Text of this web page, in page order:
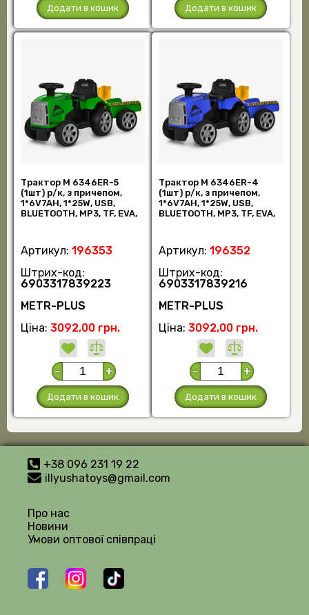
Додати в кошик Додати в кошик
Трактор M 6346ER-5
(1шт) р/к, з причепом,
1*6V7AH, 1*25W, USB,
BLUETOOTH, MP3, TF, EVA,
Артикул: 196353
Штрих-код:
6903317839223
METR-PLUS
Ціна: 3092,00 грн.
- +
Додати в кошик
Трактор M 6346ER-4
(1шт) р/к, з причепом,
1*6V7AH, 1*25W, USB,
BLUETOOTH, MP3, TF, EVA,
Артикул: 196352
Штрих-код:
6903317839216
METR-PLUS
Ціна: 3092,00 грн.
- +
Додати в кошик
+38 096 231 19 22
illyushatoys@gmail.com
Про нас
Новини
Умови оптової співпраці